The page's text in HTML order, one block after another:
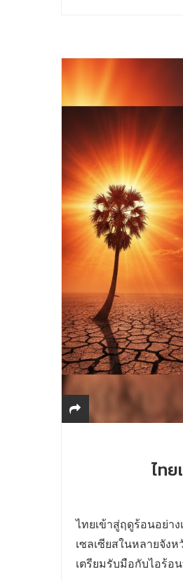
ไท
ไทยเข้าสู่ฤดูร้อนอย่าง
เซลเซียสในหลายจัง
เตรียมรับมือกับไอร้อ